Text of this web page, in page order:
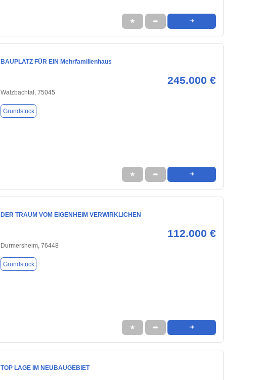
★ ➦ ➜
BAUPLATZ FÜR EIN Mehrfamilienhaus
245.000 €
Walzbachtal, 75045
Grundstück
★ ➦ ➜
DER TRAUM VOM EIGENHEIM VERWIRKLICHEN
112.000 €
Durmersheim, 76448
Grundstück
★ ➦ ➜
TOP LAGE IM NEUBAUGEBIET